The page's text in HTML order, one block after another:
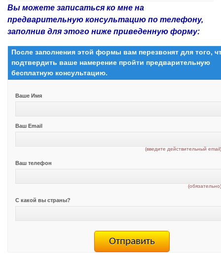
Вы можете записаться ко мне на
предварительную консультацию по телефону,
заполнив для этого ниже приведенную форму:
После заполнения этой формы вам перезвонят для того,
подтвердить ваше намерение пройти предварительную
бесплатную консультацию.
Ваше Имя
Ваш Email
(введите действительный
Ваш телефон
С какой вы страны?